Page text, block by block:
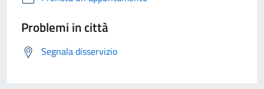
Problemi in città
Segnala disservizio